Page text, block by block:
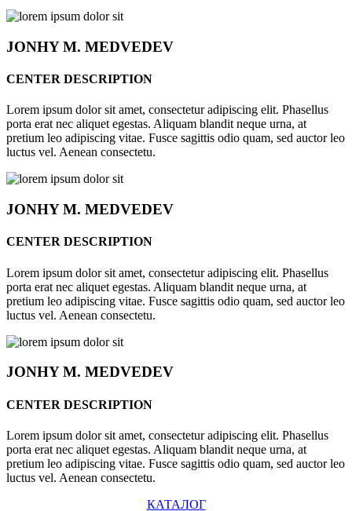
JONHYM. MEDVEDEV
CENTER DESCRIPTION
Lorem ipsum dolor sit amet, consectetur adipiscing elit. Phasellus
porta erat nec aliquet egestas. Aliquam blandit neque urna, at
pretium leo adipiscing vitae. Fusce sagittis odio quam, sed auctor leo
luctus vel. Aenean consectetu.
JONHYM. MEDVEDEV
CENTER DESCRIPTION
Lorem ipsum dolor sit amet, consectetur adipiscing elit. Phasellus
porta erat nec aliquet egestas. Aliquam blandit neque urna, at
pretium leo adipiscing vitae. Fusce sagittis odio quam, sed auctor leo
luctus vel. Aenean consectetu.
JONHYM. MEDVEDEV
CENTER DESCRIPTION
Lorem ipsum dolor sit amet, consectetur adipiscing elit. Phasellus
porta erat nec aliquet egestas. Aliquam blandit neque urna, at
pretium leo adipiscing vitae. Fusce sagittis odio quam, sed auctor leo
luctus vel. Aenean consectetu.
КАТАЛОГ